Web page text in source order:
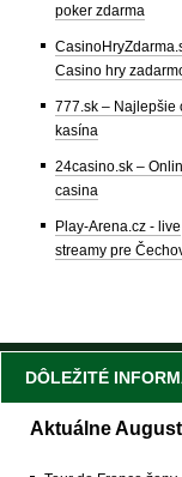
poker zdarma
Casino hry
777.sk – Najlepšie
kasína
24casino.sk –
casina
Play-Arena.cz - live
streamy pre
DÔLEŽITÉ
Aktuálne